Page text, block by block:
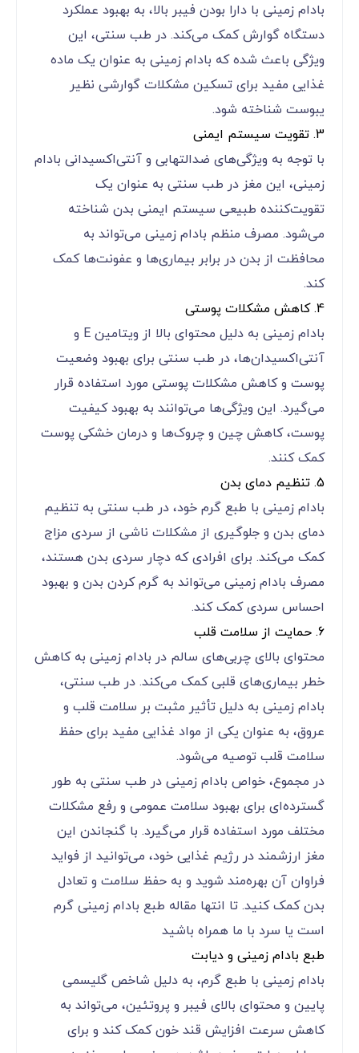
بادام زمینی با دارا بودن فیبر بالا، به بهبود عملکرد
دستگاه گوارش کمک می‌کند. در طب سنتی، این
ویژگی باعث شده که بادام زمینی به عنوان یک ماده
غذایی مفید برای تسکین مشکلات گوارشی نظیر
یبوست شناخته شود.
3. تقویت سیستم ایمنی
با توجه به ویژگی‌های ضدالتهابی و آنتی‌اکسیدانی بادام
زمینی، این مغز در طب سنتی به عنوان یک
تقویت‌کننده طبیعی سیستم ایمنی بدن شناخته
می‌شود. مصرف منظم بادام زمینی می‌تواند به
محافظت از بدن در برابر بیماری‌ها و عفونت‌ها کمک
کند.
4. کاهش مشکلات پوستی
بادام زمینی به دلیل محتوای بالا از ویتامین E و
آنتی‌اکسیدان‌ها، در طب سنتی برای بهبود وضعیت
پوست و کاهش مشکلات پوستی مورد استفاده قرار
می‌گیرد. این ویژگی‌ها می‌توانند به بهبود کیفیت
پوست، کاهش چین و چروک‌ها و درمان خشکی پوست
کمک کنند.
5. تنظیم دمای بدن
بادام زمینی با طبع گرم خود، در طب سنتی به تنظیم
دمای بدن و جلوگیری از مشکلات ناشی از سردی مزاج
کمک می‌کند. برای افرادی که دچار سردی بدن هستند،
مصرف بادام زمینی می‌تواند به گرم کردن بدن و بهبود
احساس سردی کمک کند.
6. حمایت از سلامت قلب
محتوای بالای چربی‌های سالم در بادام زمینی به کاهش
خطر بیماری‌های قلبی کمک می‌کند. در طب سنتی،
بادام زمینی به دلیل تأثیر مثبت بر سلامت قلب و
عروق، به عنوان یکی از مواد غذایی مفید برای حفظ
سلامت قلب توصیه می‌شود.
در مجموع، خواص بادام زمینی در طب سنتی به طور
گسترده‌ای برای بهبود سلامت عمومی و رفع مشکلات
مختلف مورد استفاده قرار می‌گیرد. با گنجاندن این
مغز ارزشمند در رژیم غذایی خود، می‌توانید از فواید
فراوان آن بهره‌مند شوید و به حفظ سلامت و تعادل
بدن کمک کنید. تا انتها مقاله طبع بادام زمینی گرم
است یا سرد با ما همراه باشید
طبع بادام زمینی و دیابت
بادام زمینی با طبع گرم، به دلیل شاخص گلیسمی
پایین و محتوای بالای فیبر و پروتئین، می‌تواند به
کاهش سرعت افزایش قند خون کمک کند و برای